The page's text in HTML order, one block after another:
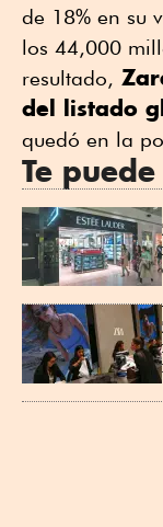
de 18% en su
los 44,000
resultado,
del listado
quedó en la
Te